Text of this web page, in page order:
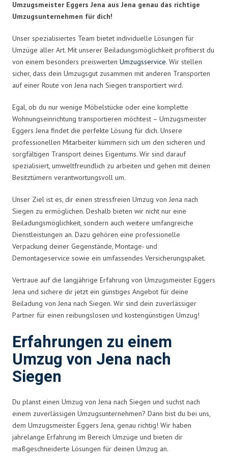
Umzugsmeister Eggers Jena aus Jena genau das richtige
Umzugsunternehmen für dich!
Unser spezialisiertes Team bietet individuelle Lösungen für
Umzüge aller Art. Mit unserer Beiladungsmöglichkeit profitierst du
von einem besonders preiswerten Umzugsservice. Wir stellen
sicher, dass dein Umzugsgut zusammen mit anderen Transporten
auf einer Route von Jena nach Siegen transportiert wird.
Egal, ob du nur wenige Möbelstücke oder eine komplette
Wohnungseinrichtung transportieren möchtest – Umzugsmeister
Eggers Jena findet die perfekte Lösung für dich. Unsere
professionellen Mitarbeiter kümmern sich um den sicheren und
sorgfältigen Transport deines Eigentums. Wir sind darauf
spezialisiert, umweltfreundlich zu arbeiten und gehen mit deinen
Besitztümern verantwortungsvoll um.
Unser Ziel ist es, dir einen stressfreien Umzug von Jena nach
Siegen zu ermöglichen. Deshalb bieten wir nicht nur eine
Beiladungsmöglichkeit, sondern auch weitere umfangreiche
Dienstleistungen an. Dazu gehören eine professionelle
Verpackung deiner Gegenstände, Montage- und
Demontageservice sowie ein umfassendes Versicherungspaket.
Vertraue auf die langjährige Erfahrung von Umzugsmeister Eggers
Jena und sichere dir jetzt ein günstiges Angebot für deine
Beiladung von Jena nach Siegen. Wir sind dein zuverlässiger
Partner für einen reibungslosen und kostengünstigen Umzug!
Erfahrungen zu einem
Umzug von Jena nach
Siegen
Du planst einen Umzug von Jena nach Siegen und suchst nach
einem zuverlässigen Umzugsunternehmen? Dann bist du bei uns,
dem Umzugsmeister Eggers Jena, genau richtig! Wir haben
jahrelange Erfahrung im Bereich Umzüge und bieten dir
maßgeschneiderte Lösungen für deinen Umzug an.